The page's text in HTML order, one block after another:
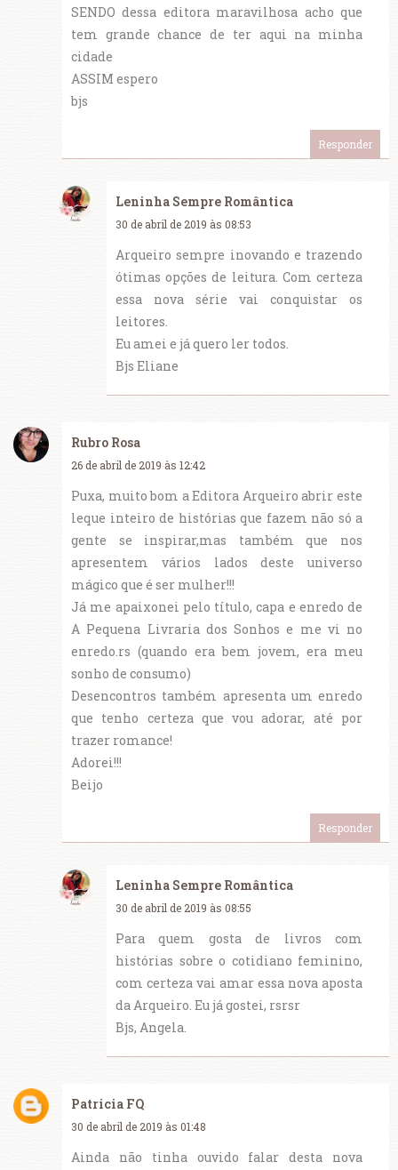
SENDO dessa editora maravilhosa acho que
tem grande chance de ter aqui na minha
cidade
ASSIM espero
bjs
Responder
Leninha Sempre Romântica
30 de abril de 2019 às 08:53
Arqueiro sempre inovando e trazendo
ótimas opções de leitura. Com certeza
essa nova série vai conquistar os
leitores.
Eu amei e já quero ler todos.
Bjs Eliane
Rubro Rosa
26 de abril de 2019 às 12:42
Puxa, muito bom a Editora Arqueiro abrir este
leque inteiro de histórias que fazem não só a
gente se inspirar,mas também que nos
apresentem vários lados deste universo
mágico que é ser mulher!!!
Já me apaixonei pelo título, capa e enredo de
A Pequena Livraria dos Sonhos e me vi no
enredo.rs (quando era bem jovem, era meu
sonho de consumo)
Desencontros também apresenta um enredo
que tenho certeza que vou adorar, até por
trazer romance!
Adorei!!!
Beijo
Responder
Leninha Sempre Romântica
30 de abril de 2019 às 08:55
Para quem gosta de livros com
histórias sobre o cotidiano feminino,
com certeza vai amar essa nova aposta
da Arqueiro. Eu já gostei, rsrsr
Bjs, Angela.
Patricia FQ
30 de abril de 2019 às 01:48
Ainda não tinha ouvido falar desta nova